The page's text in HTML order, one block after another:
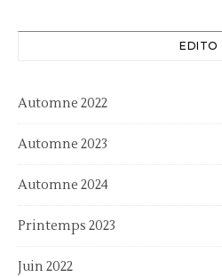
EDITO
Automne 2022
Automne 2023
Automne 2024
Printemps 2023
Juin 2022